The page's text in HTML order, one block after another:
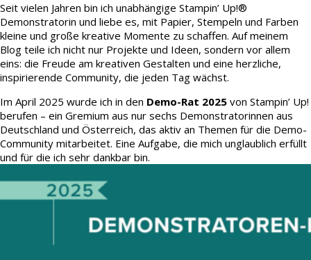
Seit vielen Jahren bin ich unabhängige Stampin’ Up!®
Demonstratorin und liebe es, mit Papier, Stempeln und Farben
kleine und große kreative Momente zu schaffen. Auf meinem
Blog teile ich nicht nur Projekte und Ideen, sondern vor allem
eins: die Freude am kreativen Gestalten und eine herzliche,
inspirierende Community, die jeden Tag wächst.
Im April 2025 wurde ich in den Demo-Rat 2025 von Stampin’ Up!
berufen – ein Gremium aus nur sechs Demonstratorinnen aus
Deutschland und Österreich, das aktiv an Themen für die Demo-
Community mitarbeitet. Eine Aufgabe, die mich unglaublich erfüllt
und für die ich sehr dankbar bin.